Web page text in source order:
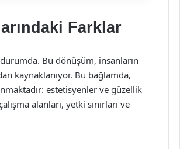
Farklar
Bu dönüşüm, insanların
kaynaklanıyor. Bu bağlamda,
estetisyenler ve güzellik
alanları, yetki sınırları ve